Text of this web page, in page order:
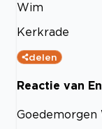
Wim
Kerkrade
delen
Reactie van
Goedemorgen